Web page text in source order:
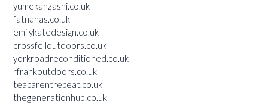
yumekanzashi.co.uk
fatnanas.co.uk
emilykatedesign.co.uk
crossfelloutdoors.co.uk
yorkroadreconditioned.co.uk
rfrankoutdoors.co.uk
teaparentrepeat.co.uk
thegenerationhub.co.uk